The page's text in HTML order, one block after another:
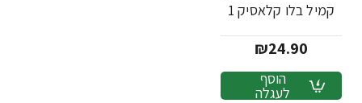
קמיל בלו קלאסיק 1
₪24.90
הוסף
לעגלה